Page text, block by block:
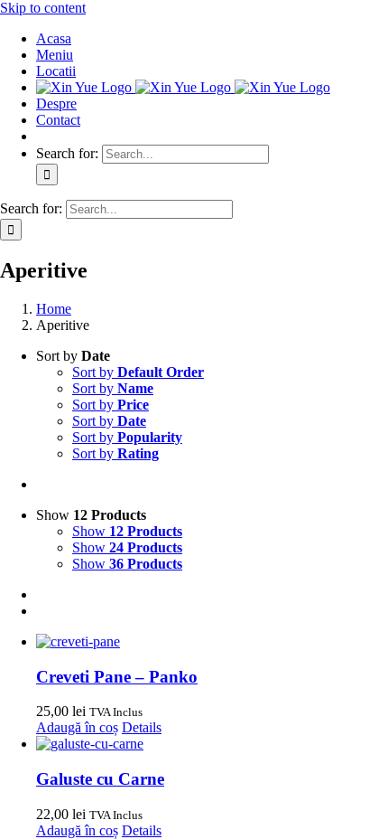
Skip to content
Acasa
Meniu
Locatii
Despre
Contact
Search for:
Search for:
Aperitive
Home
Aperitive
Sort by Date
Sort by Default Order
Sort by Name
Sort by Price
Sort by Date
Sort by Popularity
Sort by Rating
Show 12 Products
Show 12 Products
Show 24 Products
Show 36 Products
Creveti Pane – Panko
25,00 lei TVA Inclus
Adaugă în coș Details
Galuste cu Carne
22,00 lei TVA Inclus
Adaugă în coș Details